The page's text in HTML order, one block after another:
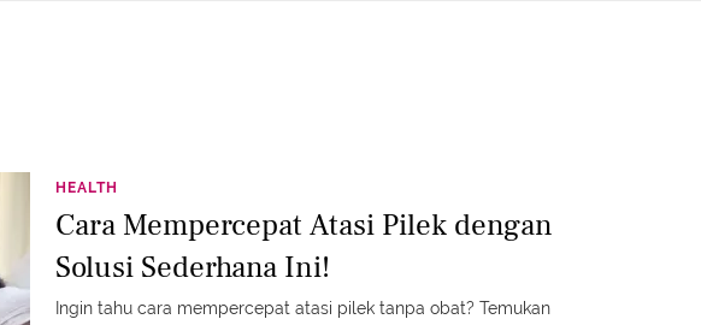
HEALTH
Cara Mempercepat Atasi Pilek dengan
Solusi Sederhana Ini!
Ingin tahu cara mempercepat atasi pilek tanpa obat? Temukan